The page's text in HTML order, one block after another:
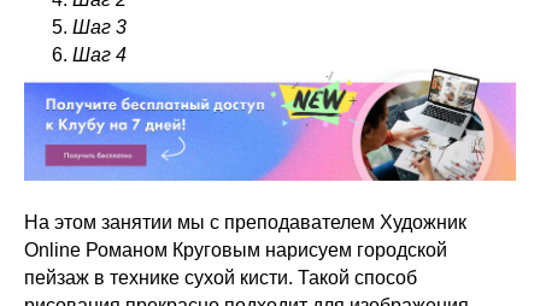
Шаг 3
Шаг 4
На этом занятии мы с преподавателем Художник
Online Романом Круговым нарисуем городской
пейзаж в технике сухой кисти. Такой способ